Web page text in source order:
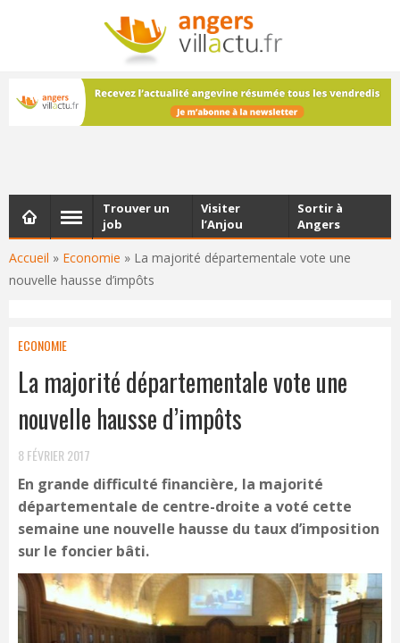
NEWSLETTER
Les dernières actualités d'Angers, chaque vendredi dans
votre boîte e-mail
Accueil » Economie » La majorité départementale vote une
nouvelle hausse d’impôts
Trouver un
job
Visiter
l’Anjou
Sortir à
Angers
ECONOMIE
La majorité départementale vote une
nouvelle hausse d’impôts
8 FÉVRIER 2017
En grande difficulté financière, la majorité
départementale de centre-droite a voté cette
semaine une nouvelle hausse du taux d’imposition
sur le foncier bâti.